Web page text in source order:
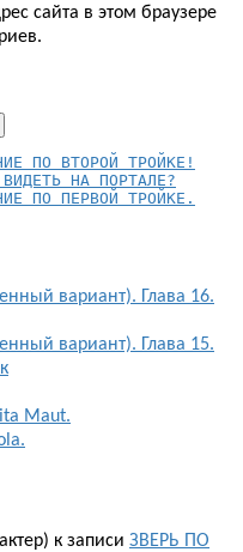
сайта в этом браузере
НА ПОРТАЛЕ?
ПО ПЕРВОЙ ТРОЙКЕ.
вариант). Глава 16.
вариант). Глава 15.
Maut.
к записи ЗВЕРЬ ПО